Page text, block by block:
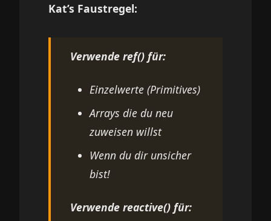
Kat’s Faustregel:
Verwende ref() für:
Einzelwerte (Primitives)
Arrays die du neu
zuweisen willst
Wenn du dir unsicher
bist!
Verwende reactive() für: